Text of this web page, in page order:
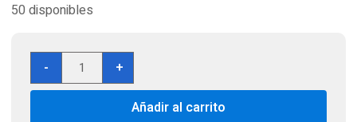
50 disponibles
-
Llave
Lavaplatos
Modelo
+
Añadir al carrito